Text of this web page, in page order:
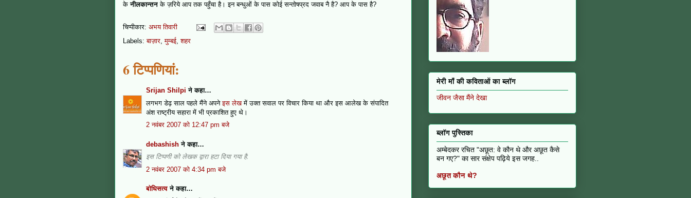
केनीलकान्तन के ज़रिये आप तक पहुँचा है। इन बन्धुओं के पास कोई सन्तोषप्रद जवाब नै है? आप के पास है?
चिप्पीकार: अभय तिवारी
Labels:बाज़ार,मुम्बई,शहर
6 टिप्‍पणियां:
Srijan Shilpi ने कहा…
लगभग डेढ़ साल पहले मैंने अपनेइस लेखमें उक्त सवाल पर विचार किया था और इस आलेख के संपादित
अंश राष्ट्रीय सहारा में भी प्रकाशित हुए थे।
2 नवंबर 2007 को 12:47 pm बजे
debashish ने कहा…
इस टिप्पणी को लेखक द्वारा हटा दिया गया है.
2 नवंबर 2007 को 4:34 pm बजे
बोधिसत्व ने कहा…
मेरी माँ की कविताओं का ब्लॉग
जीवन जैसा मैंने देखा
ब्लॉग पुस्तिका
अम्बेदकर रचित "अछूत: वे कौन थे और अछूत कैसे
बन गए?" का सार संक्षेप पढ़िये इस जगह..
अछूत कौन थे?